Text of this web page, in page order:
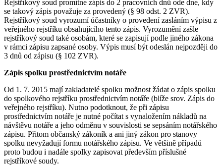
Rejstříkový soud promítne zápis do 2 pracovních dnů ode dne, kdy
se takový zápis považuje za provedený (§ 98 odst. 2 ZVR).
Rejstříkový soud vyrozumí účastníky o provedení zasláním výpisu z
veřejného rejstříku obsahujícího tento zápis. Vyrozumění zašle
rejstříkový soud také osobám, které se zapisují podle jiného zákona
v rámci zápisu zapsané osoby. Výpis musí být odeslán nejpozději do
3 dnů od zápisu (§ 102 ZVR).
Zápis spolku prostřednictvím notáře
Od 1. 7. 2015 mají zakladatelé spolku možnost žádat o zápis spolku
do spolkového rejstříku prostřednictvím notáře (blíže srov. Zápis do
veřejného rejstříku). Nutno podotknout, že při zápisu
prostřednictvím notáře je nutné počítat s vynaložením nákladů na
návštěvu notáře a jeho odměnu v souvislosti se sepsáním notářského
zápisu. Přitom občanský zákoník a ani jiný zákon pro stanovy
spolku nevyžadují formu notářského zápisu. Ve většině případů
proto budou i nadále spolky zapisovat především příslušné
rejstříkové soudy.